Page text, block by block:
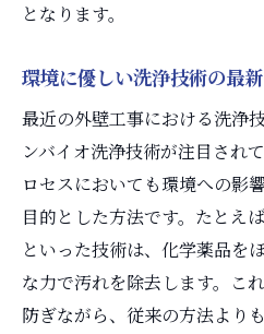
となります。
環境に優しい洗浄技術の最
最近の外壁工事における洗浄
ンバイオ洗浄技術が注目され
ロセスにおいても環境への影
目的とした方法です。たとえ
といった技術は、化学薬品を
な力で汚れを除去します。こ
防ぎながら、従来の方法より